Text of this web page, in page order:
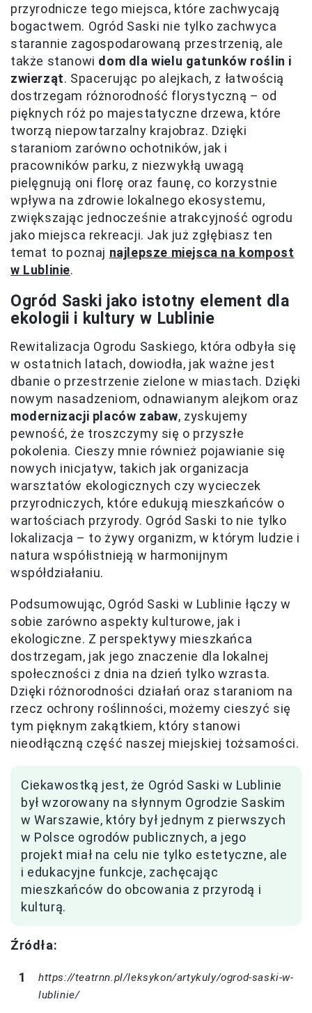
przyrodnicze tego miejsca, które zachwycają
bogactwem. Ogród Saski nie tylko zachwyca
starannie zagospodarowaną przestrzenią, ale
także stanowi dom dla wielu gatunków roślin i
zwierząt. Spacerując po alejkach, z łatwością
dostrzegam różnorodność florystyczną – od
pięknych róż po majestatyczne drzewa, które
tworzą niepowtarzalny krajobraz. Dzięki
staraniom zarówno ochotników, jak i
pracowników parku, z niezwykłą uwagą
pielęgnują oni florę oraz faunę, co korzystnie
wpływa na zdrowie lokalnego ekosystemu,
zwiększając jednocześnie atrakcyjność ogrodu
jako miejsca rekreacji. Jak już zgłębiasz ten
temat to poznaj najlepsze miejsca na kompost
w Lublinie.
Ogród Saski jako istotny element dla
ekologii i kultury w Lublinie
Rewitalizacja Ogrodu Saskiego, która odbyła się
w ostatnich latach, dowiodła, jak ważne jest
dbanie o przestrzenie zielone w miastach. Dzięki
nowym nasadzeniom, odnawianym alejkom oraz
modernizacji placów zabaw, zyskujemy
pewność, że troszczymy się o przyszłe
pokolenia. Cieszy mnie również pojawianie się
nowych inicjatyw, takich jak organizacja
warsztatów ekologicznych czy wycieczek
przyrodniczych, które edukują mieszkańców o
wartościach przyrody. Ogród Saski to nie tylko
lokalizacja – to żywy organizm, w którym ludzie i
natura współistnieją w harmonijnym
współdziałaniu.
Podsumowując, Ogród Saski w Lublinie łączy w
sobie zarówno aspekty kulturowe, jak i
ekologiczne. Z perspektywy mieszkańca
dostrzegam, jak jego znaczenie dla lokalnej
społeczności z dnia na dzień tylko wzrasta.
Dzięki różnorodności działań oraz staraniom na
rzecz ochrony roślinności, możemy cieszyć się
tym pięknym zakątkiem, który stanowi
nieodłączną część naszej miejskiej tożsamości.
Ciekawostką jest, że Ogród Saski w Lublinie
był wzorowany na słynnym Ogrodzie Saskim
w Warszawie, który był jednym z pierwszych
w Polsce ogrodów publicznych, a jego
projekt miał na celu nie tylko estetyczne, ale
i edukacyjne funkcje, zachęcając
mieszkańców do obcowania z przyrodą i
kulturą.
Źródła:
https://teatrnn.pl/leksykon/artykuly/ogrod-saski-w-
lublinie/